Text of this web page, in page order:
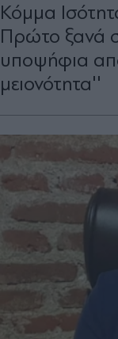
Κόμμα
Πρώτο ξανά
υποψήφια
μειονότητα''